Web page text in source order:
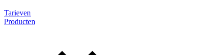
Tarieven
Producten